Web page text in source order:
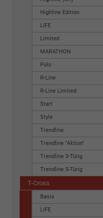
Highline Edition
LIFE
Limited
MARATHON
Polo
R-Line
R-Line Limited
Start
Style
Trendline
Trendline "Aktion"
Trendline 3-Türig
Trendline 5-Türig
T-Cross
Basis
LIFE